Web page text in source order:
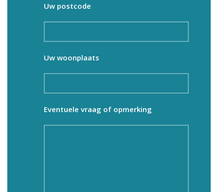
Uw postcode
Uw woonplaats
Eventuele vraag of opmerking